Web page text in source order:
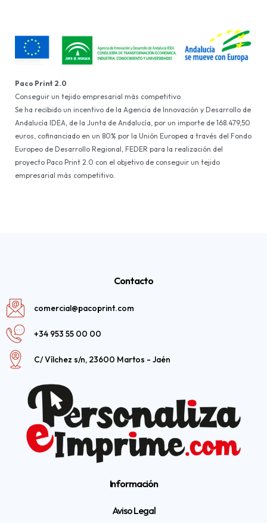
Paco Print 2.0
Conseguir un tejido empresarial más competitivo
Se ha recibido un incentivo de la Agencia de Innovación y Desarrollo de
Andalucía IDEA, de la Junta de Andalucía, por un importe de 168.479,50
euros, cofinanciado en un 80% por la Unión Europea a través del Fondo
Europeo de Desarrollo Regional, FEDER para la realización del
proyecto Paco Print 2.0 con el objetivo de conseguir un tejido
empresarial más competitivo.
Contacto
comercial@pacoprint.com
+34 953 55 00 00
C/ Vílchez s/n, 23600 Martos - Jaén
Información
Aviso Legal